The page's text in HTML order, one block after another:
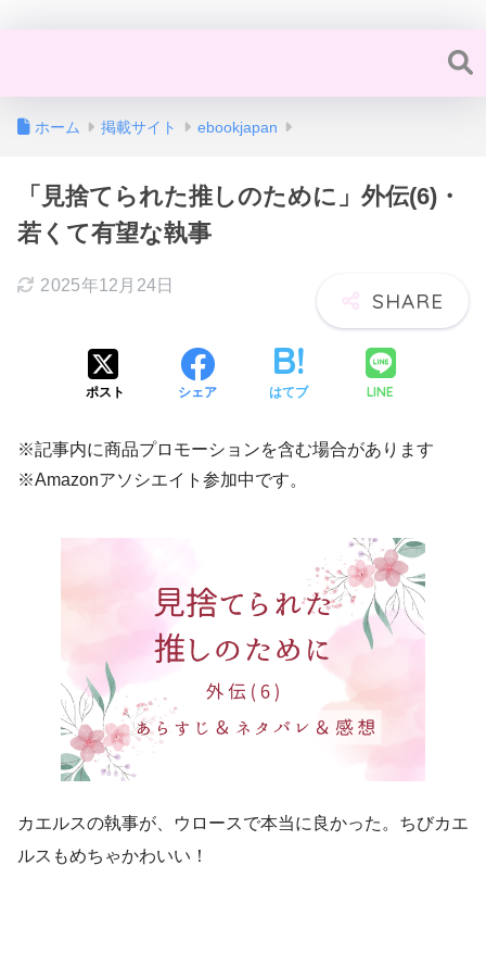
ホーム 掲載サイト ebookjapan
「見捨てられた推しのために」外伝(6)・
若くて有望な執事
2025年12月24日
ポスト シェア はてブ LINE
※記事内に商品プロモーションを含む場合があります
※Amazonアソシエイト参加中です。
カエルスの執事が、ウロースで本当に良かった。ちびカエ
ルスもめちゃかわいい！